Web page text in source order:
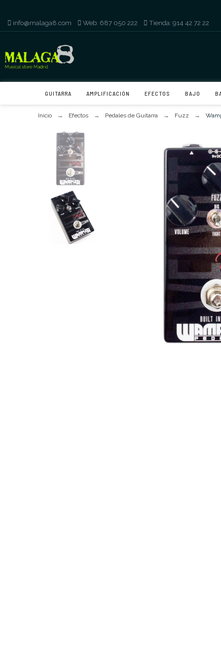
info@malaga8.com Web: 687 050 222 Tienda: 914 42 72 22
GUITARRA AMPLIFICACIÓN EFECTOS BAJO
Inicio Efectos Pedales de Guitarra Fuzz